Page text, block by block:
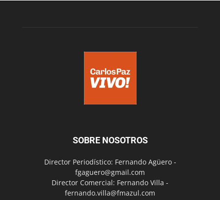
SOBRE NOSOTROS
Director Periodístico: Fernando Agüero -
fgaguero@gmail.com
Director Comercial: Fernando Villa -
fernando.villa@fmazul.com